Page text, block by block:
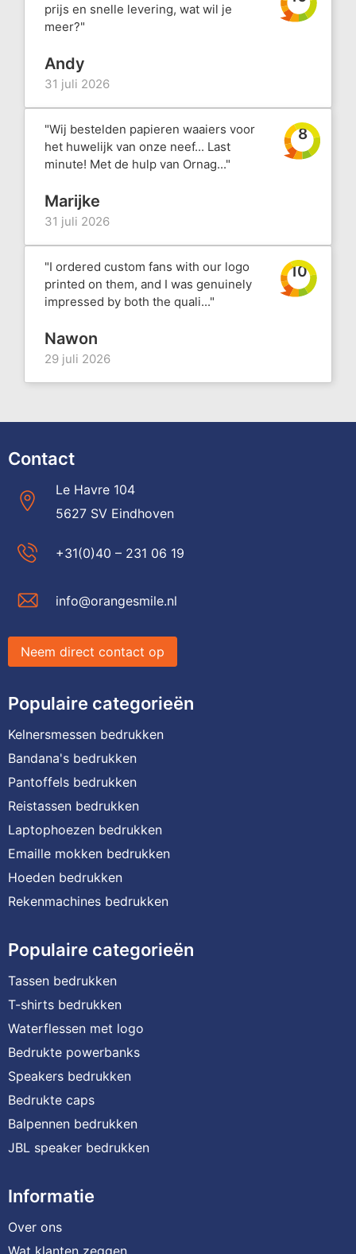
prijs en snelle levering, wat wil je
meer?"
Andy
31 juli 2026
"Wij bestelden papieren waaiers voor
het huwelijk van onze neef... Last
minute! Met de hulp van Ornag..."
8
Marijke
31 juli 2026
"I ordered custom fans with our logo
printed on them, and I was genuinely
impressed by both the quali..."
10
Nawon
29 juli 2026
Contact
Le Havre 104
5627 SV Eindhoven
+31(0)40 – 231 06 19
info@orangesmile.nl
Neem direct contact op
Populaire categorieën
Kelnersmessen bedrukken
Bandana's bedrukken
Pantoffels bedrukken
Reistassen bedrukken
Laptophoezen bedrukken
Emaille mokken bedrukken
Hoeden bedrukken
Rekenmachines bedrukken
Populaire categorieën
Tassen bedrukken
T-shirts bedrukken
Waterflessen met logo
Bedrukte powerbanks
Speakers bedrukken
Bedrukte caps
Balpennen bedrukken
JBL speaker bedrukken
Informatie
Over ons
Wat klanten zeggen